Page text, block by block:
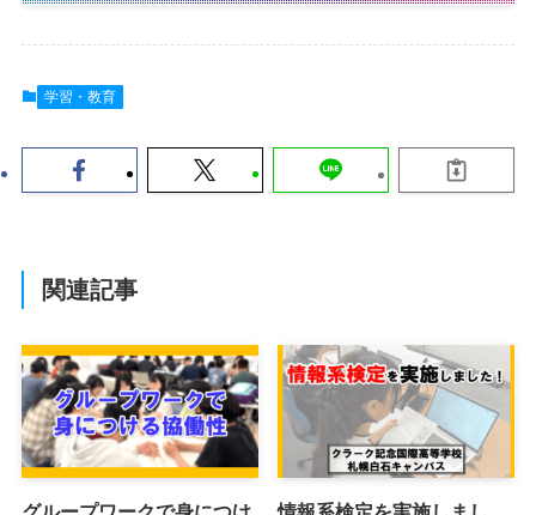
学習・教育
関連記事